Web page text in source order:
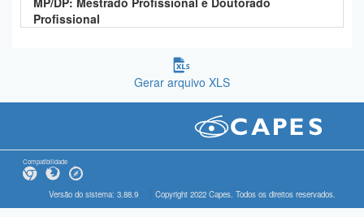
Profissional
Gerar arquivo XLS
Compatibilidade
Versão do sistema: 3.88.9 Copyright 2022 Capes. Todos os direitos reservados.